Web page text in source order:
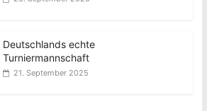
Deutschlands echte
Turniermannschaft
21. September 2025